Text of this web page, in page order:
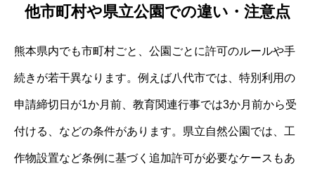
他市町村や県立公園での違い・注意点
熊本県内でも市町村ごと、公園ごとに許可のルールや手
続きが若干異なります。例えば八代市では、特別利用の
申請締切日が1か月前、教育関連行事では3か月前から受
付ける、などの条件があります。県立自然公園では、工
作物設置など条例に基づく追加許可が必要なケースもあ